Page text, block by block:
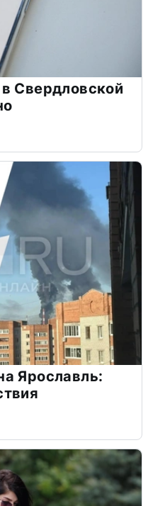
Свердловской
Ярославль: